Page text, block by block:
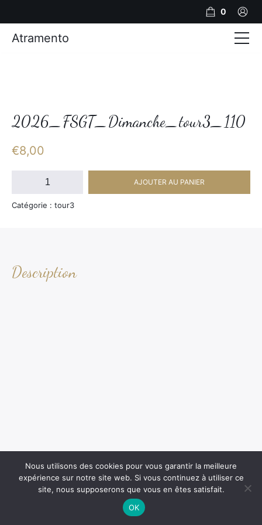
2026_FSGT_Dimanche_tour3_110
€8,00
quantité
2026_FSGT_Dimanche_tour3_110
AJOUTER AU PANIER
Catégorie : tour3
Description
0
Atramento
Photos
Nous utilisons des cookies pour vous garantir la meilleure
expérience sur notre site web. Si vous continuez à utiliser ce
site, nous supposerons que vous en êtes satisfait.
OK